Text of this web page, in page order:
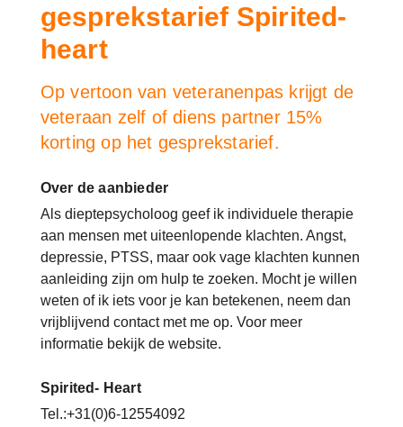
gesprekstarief Spirited-
heart
Op vertoon van veteranenpas krijgt de
veteraan zelf of diens partner 15%
korting op het gesprekstarief.
Over de aanbieder
Als dieptepsycholoog geef ik individuele therapie
aan mensen met uiteenlopende klachten. Angst,
depressie, PTSS, maar ook vage klachten kunnen
aanleiding zijn om hulp te zoeken. Mocht je willen
weten of ik iets voor je kan betekenen, neem dan
vrijblijvend contact met me op. Voor meer
informatie bekijk de website.
Spirited- Heart
Tel.:+31(0)6-12554092